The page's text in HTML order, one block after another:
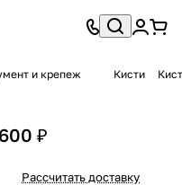
и крепеж Кисти
600 ₽
Рассчитать доставку